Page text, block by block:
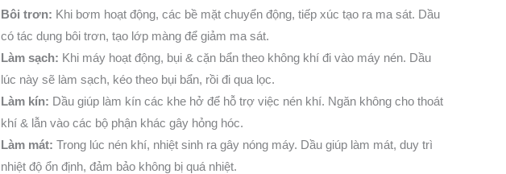
Bôi trơn: Khi bơm hoạt động, các bề mặt chuyển động, tiếp xúc tạo ra ma sát. Dầu
có tác dụng bôi trơn, tạo lớp màng để giảm ma sát.
Làm sạch: Khi máy hoạt động, bụi & cặn bẩn theo không khí đi vào máy nén. Dầu
lúc này sẽ làm sạch, kéo theo bụi bẩn, rồi đi qua lọc.
Làm kín: Dầu giúp làm kín các khe hở để hỗ trợ việc nén khí. Ngăn không cho thoát
khí & lẫn vào các bộ phận khác gây hỏng hóc.
Làm mát: Trong lúc nén khí, nhiệt sinh ra gây nóng máy. Dầu giúp làm mát, duy trì
nhiệt độ ổn định, đảm bảo không bị quá nhiệt.